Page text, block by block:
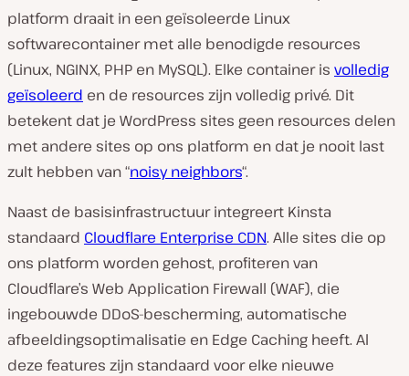
platform draait in een geïsoleerde Linux
softwarecontainer met alle benodigde resources
(Linux, NGINX, PHP en MySQL). Elke container is volledig
geïsoleerd en de resources zijn volledig privé. Dit
betekent dat je WordPress sites geen resources delen
met andere sites op ons platform en dat je nooit last
zult hebben van “noisy neighbors“.
Naast de basisinfrastructuur integreert Kinsta
standaard Cloudflare Enterprise CDN. Alle sites die op
ons platform worden gehost, profiteren van
Cloudflare’s Web Application Firewall (WAF), die
ingebouwde DDoS-bescherming, automatische
afbeeldingsoptimalisatie en Edge Caching heeft. Al
deze features zijn standaard voor elke nieuwe